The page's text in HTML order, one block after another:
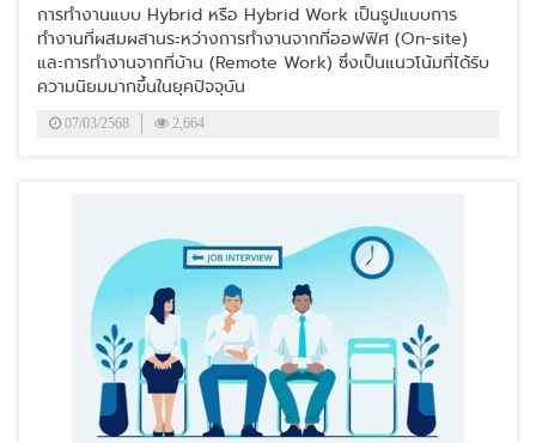
การทำงานแบบ Hybrid หรือ Hybrid Work เป็นรูปแบบการ
ทำงานที่ผสมผสานระหว่างการทำงานจากที่ออฟฟิศ (On-site)
และการทำงานจากที่บ้าน (Remote Work) ซึ่งเป็นแนวโน้มที่ได้รับ
ความนิยมมากขึ้นในยุคปัจจุบัน
07/03/2568 2,664